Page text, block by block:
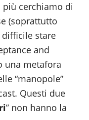
più cerchiamo di
(soprattutto
stare
and
una metafora
“manopole”
Questi due
” non hanno la